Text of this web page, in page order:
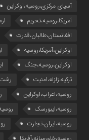
آسیای مرکزی،روسیه،اوکراین
آمریکا،روسیه،تحریم
افغانستان،طالبان،قدرت
اوکراین،آمریکا،روسیه
اوکراین،روسیه،جنگ
ترکیه،زلزله،امنیت
روسیه،اعراب،اوکراین
روسیه،ایبورسک
روسیه،ایران،تجارت
روسیه،خاورمیانه،آفریقا